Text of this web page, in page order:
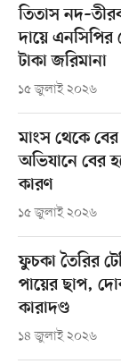
তিতাস
দায়ে
টাকা জরিমানা
১৫ জুলাই ২০২৬
মাংস থেকে বের
অভিযানে
কারণ
১৫ জুলাই ২০২৬
ফুচকা তৈরির
পায়ের ছাপ,
কারাদণ্ড
১৪ জুলাই ২০২৬